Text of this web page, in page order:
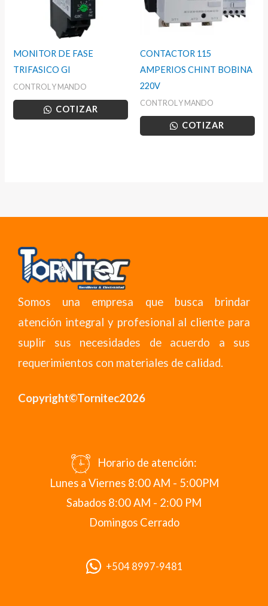
MONITOR DE FASE
TRIFASICO GI
CONTROL Y MANDO
COTIZAR
CONTACTOR 115
AMPERIOS CHINT BOBINA
220V
CONTROL Y MANDO
COTIZAR
Somos una empresa que busca brindar
atención integral y profesional al cliente para
suplir sus necesidades de acuerdo a sus
requerimientos con materiales de calidad.
Copyright©Tornitec2026
Horario de atención:
Lunes a Viernes 8:00 AM - 5:00PM
Sabados 8:00 AM - 2:00 PM
Domingos Cerrado
+504 8997-9481